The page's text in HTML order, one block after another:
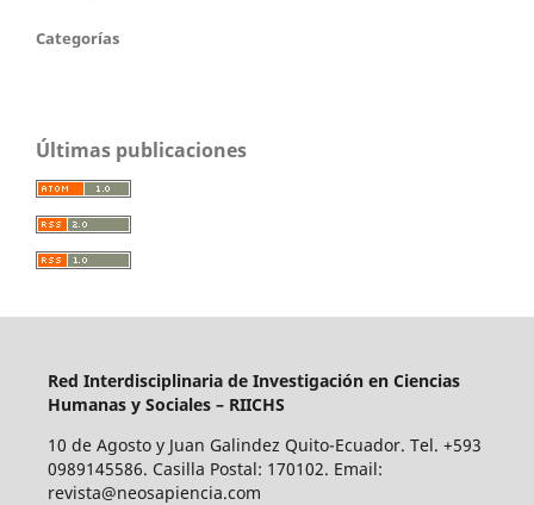
Categorías
Últimas publicaciones
Red Interdisciplinaria de Investigación en Ciencias
Humanas y Sociales – RIICHS
10 de Agosto y Juan Galindez Quito-Ecuador. Tel. +593
0989145586. Casilla Postal: 170102. Email:
revista@neosapiencia.com